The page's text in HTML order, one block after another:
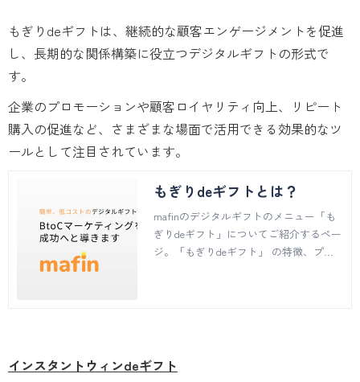
もぎりdeギフトは、継続的な顧客エンゲージメントを促進
し、長期的な関係構築に役立つデジタルギフトの形式で
す。
企業のプロモーションや顧客ロイヤリティ向上、リピート
購入の促進など、さまざまな場面で活用できる効果的なツ
ールとして注目されています。
もぎりdeギフトとは？
mafinのデジタルギフトのメニュー「も
ぎりdeギフト」についてご紹介するペー
ジ。「もぎりdeギフト」 の特徴、プレ
インスタントウィンdeギフト